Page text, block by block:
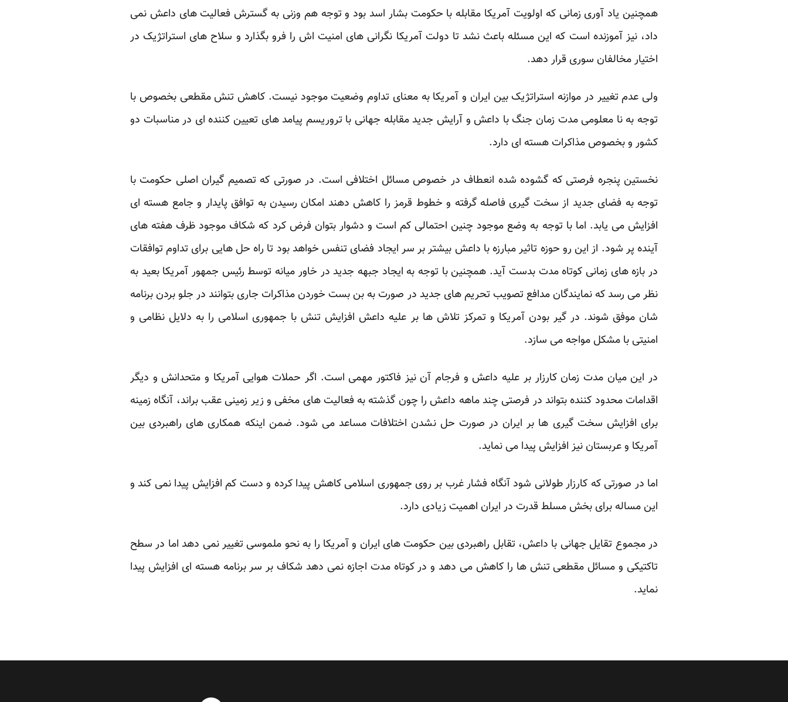
همچنین یاد آوری زمانی که اولویت آمریکا مقابله با حکومت بشار اسد بود و توجه هم وزنی به گسترش فعالیت های داعش نمی
داد، نیز آموزنده است که این مسئله باعث نشد تا دولت آمریکا نگرانی های امنیت اش را فرو بگذارد و سلاح های استراتژیک در
اختیار مخالفان سوری قرار دهد.
ولی عدم تغییر در موازنه استراتژیک بین ایران و آمریکا به معنای تداوم وضعیت موجود نیست. کاهش تنش مقطعی بخصوص با
توجه به نا معلومی مدت زمان جنگ با داعش و آرایش جدید مقابله جهانی با تروریسم پیامد های تعیین کننده ای در مناسبات دو
کشور و بخصوص مذاکرات هسته ای دارد.
نخستین پنجره فرصتی که گشوده شده انعطاف در خصوص مسائل اختلافی است. در صورتی که تصمیم گیران اصلی حکومت با
توجه به فضای جدید از سخت گیری فاصله گرفته و خطوط قرمز را کاهش دهند امکان رسیدن به توافق پایدار و جامع هسته ای
افزایش می یابد. اما با توجه به وضع موجود چنین احتمالی کم است و دشوار بتوان فرض کرد که شکاف موجود ظرف هفته های
آینده پر شود. از این رو حوزه تاثیر مبارزه با داعش بیشتر بر سر ایجاد فضای تنفس خواهد بود تا راه حل هایی برای تداوم توافقات
در بازه های زمانی کوتاه مدت بدست آید. همچنین با توجه به ایجاد جبهه جدید در خاور میانه توسط رئیس جمهور آمریکا بعید به
نظر می رسد که نمایندگان مدافع تصویب تحریم های جدید در صورت به بن بست خوردن مذاکرات جاری بتوانند در جلو بردن برنامه
شان موفق شوند. در گیر بودن آمریکا و تمرکز تلاش ها بر علیه داعش افزایش تنش با جمهوری اسلامی را به دلایل نظامی و
امنیتی با مشکل مواجه می سازد.
در این میان مدت زمان کارزار بر علیه داعش و فرجام آن نیز فاکتور مهمی است. اگر حملات هوایی آمریکا و متحدانش و دیگر
اقدامات محدود کننده بتواند در فرصتی چند ماهه داعش را چون گذشته به فعالیت های مخفی و زیر زمینی عقب براند، آنگاه زمینه
برای افزایش سخت گیری ها بر ایران در صورت حل نشدن اختلافات مساعد می شود. ضمن اینکه همکاری های راهبردی بین
آمریکا و عربستان نیز افزایش پیدا می نماید.
اما در صورتی که کارزار طولانی شود آنگاه فشار غرب بر روی جمهوری اسلامی کاهش پیدا کرده و دست کم افزایش پیدا نمی کند و
این مساله برای بخش مسلط قدرت در ایران اهمیت زیادی دارد.
در مجموع تقایل جهانی با داعش، تقابل راهبردی بین حکومت های ایران و آمریکا را به نحو ملموسی تغییر نمی دهد اما در سطح
تاکتیکی و مسائل مقطعی تنش ها را کاهش می دهد و در کوتاه مدت اجازه نمی دهد شکاف بر سر برنامه هسته ای افزایش پیدا
نماید.